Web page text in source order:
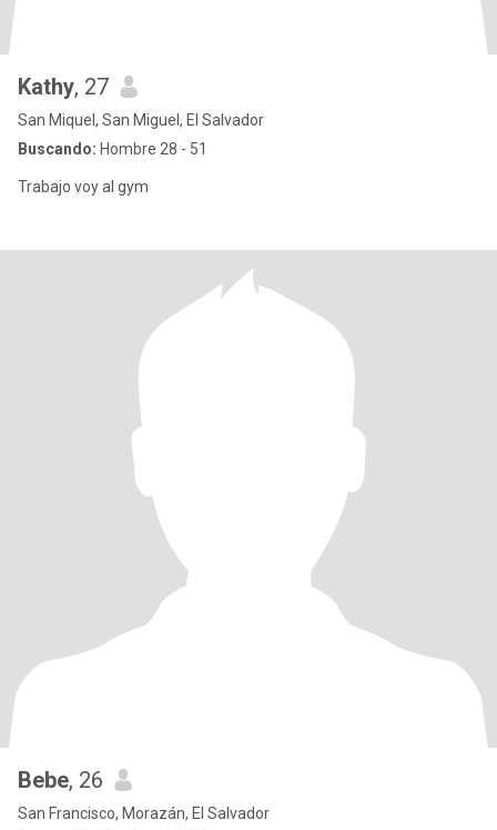
Kathy, 27
San Miquel, San Miguel, El Salvador
Buscando: Hombre 28 - 51
Trabajo voy al gym
Bebe, 26
San Francisco, Morazán, El Salvador